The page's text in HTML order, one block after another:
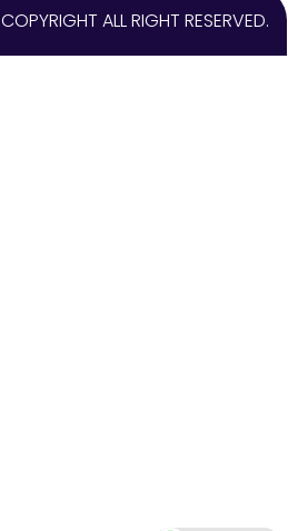
COPYRIGHT ALL RIGHT RESERVED.